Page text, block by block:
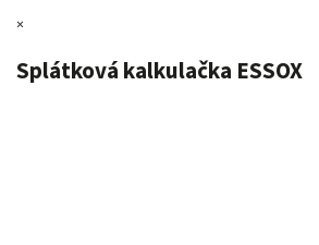
×
Splátková kalkulačka ESSOX